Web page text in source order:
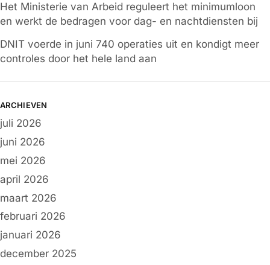
Het Ministerie van Arbeid reguleert het minimumloon
en werkt de bedragen voor dag- en nachtdiensten bij
DNIT voerde in juni 740 operaties uit en kondigt meer
controles door het hele land aan
ARCHIEVEN
juli 2026
juni 2026
mei 2026
april 2026
maart 2026
februari 2026
januari 2026
december 2025